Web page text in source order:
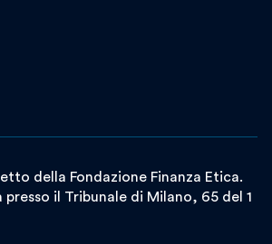
della Fondazione Finanza Etica.
il Tribunale di Milano, 65 del 1